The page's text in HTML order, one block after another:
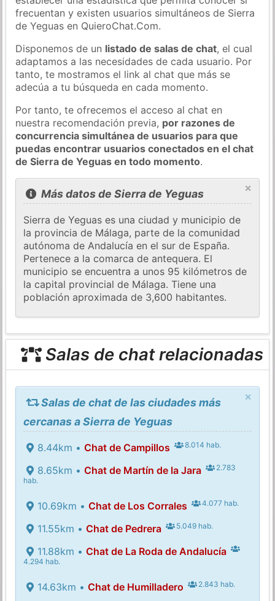
frecuentan y existen usuarios simultáneos de Sierra
de Yeguas en QuieroChat.Com.
Disponemos de un listado de salas de chat, el cual
adaptamos a las necesidades de cada usuario. Por
tanto, te mostramos el link al chat que más se
adecúa a tu búsqueda en cada momento.
Por tanto, te ofrecemos el acceso al chat en
nuestra recomendación previa, por razones de
concurrencia simultánea de usuarios para que
puedas encontrar usuarios conectados en el chat
de Sierra de Yeguas en todo momento.
×
Más datos de Sierra de Yeguas
Sierra de Yeguas es una ciudad y municipio de
la provincia de Málaga, parte de la comunidad
autónoma de Andalucía en el sur de España.
Pertenece a la comarca de antequera. El
municipio se encuentra a unos 95 kilómetros de
la capital provincial de Málaga. Tiene una
población aproximada de 3,600 habitantes.
Salas de chat relacionadas
×
Salas de chat de las ciudades más
cercanas a Sierra de Yeguas
8.44km • Chat de Campillos 8.014 hab.
8.65km • Chat de Martín de la Jara
2.783
hab.
10.69km • Chat de Los Corrales 4.077 hab.
11.55km • Chat de Pedrera 5.049 hab.
11.88km • Chat de La Roda de Andalucía
4.294 hab.
14.63km • Chat de Humilladero 2.843 hab.